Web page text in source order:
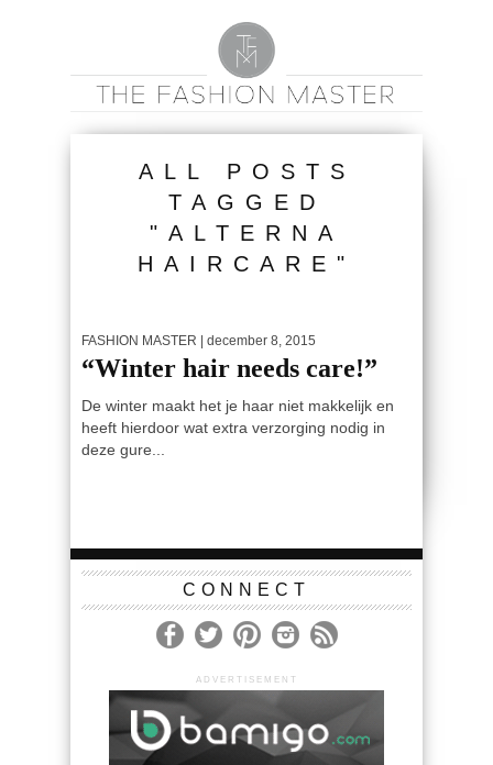
ALL POSTS
TAGGED
"ALTERNA
HAIRCARE"
FASHION MASTER | december 8, 2015
“Winter hair needs care!”
De winter maakt het je haar niet makkelijk en
heeft hierdoor wat extra verzorging nodig in
deze gure...
CONNECT
ADVERTISEMENT